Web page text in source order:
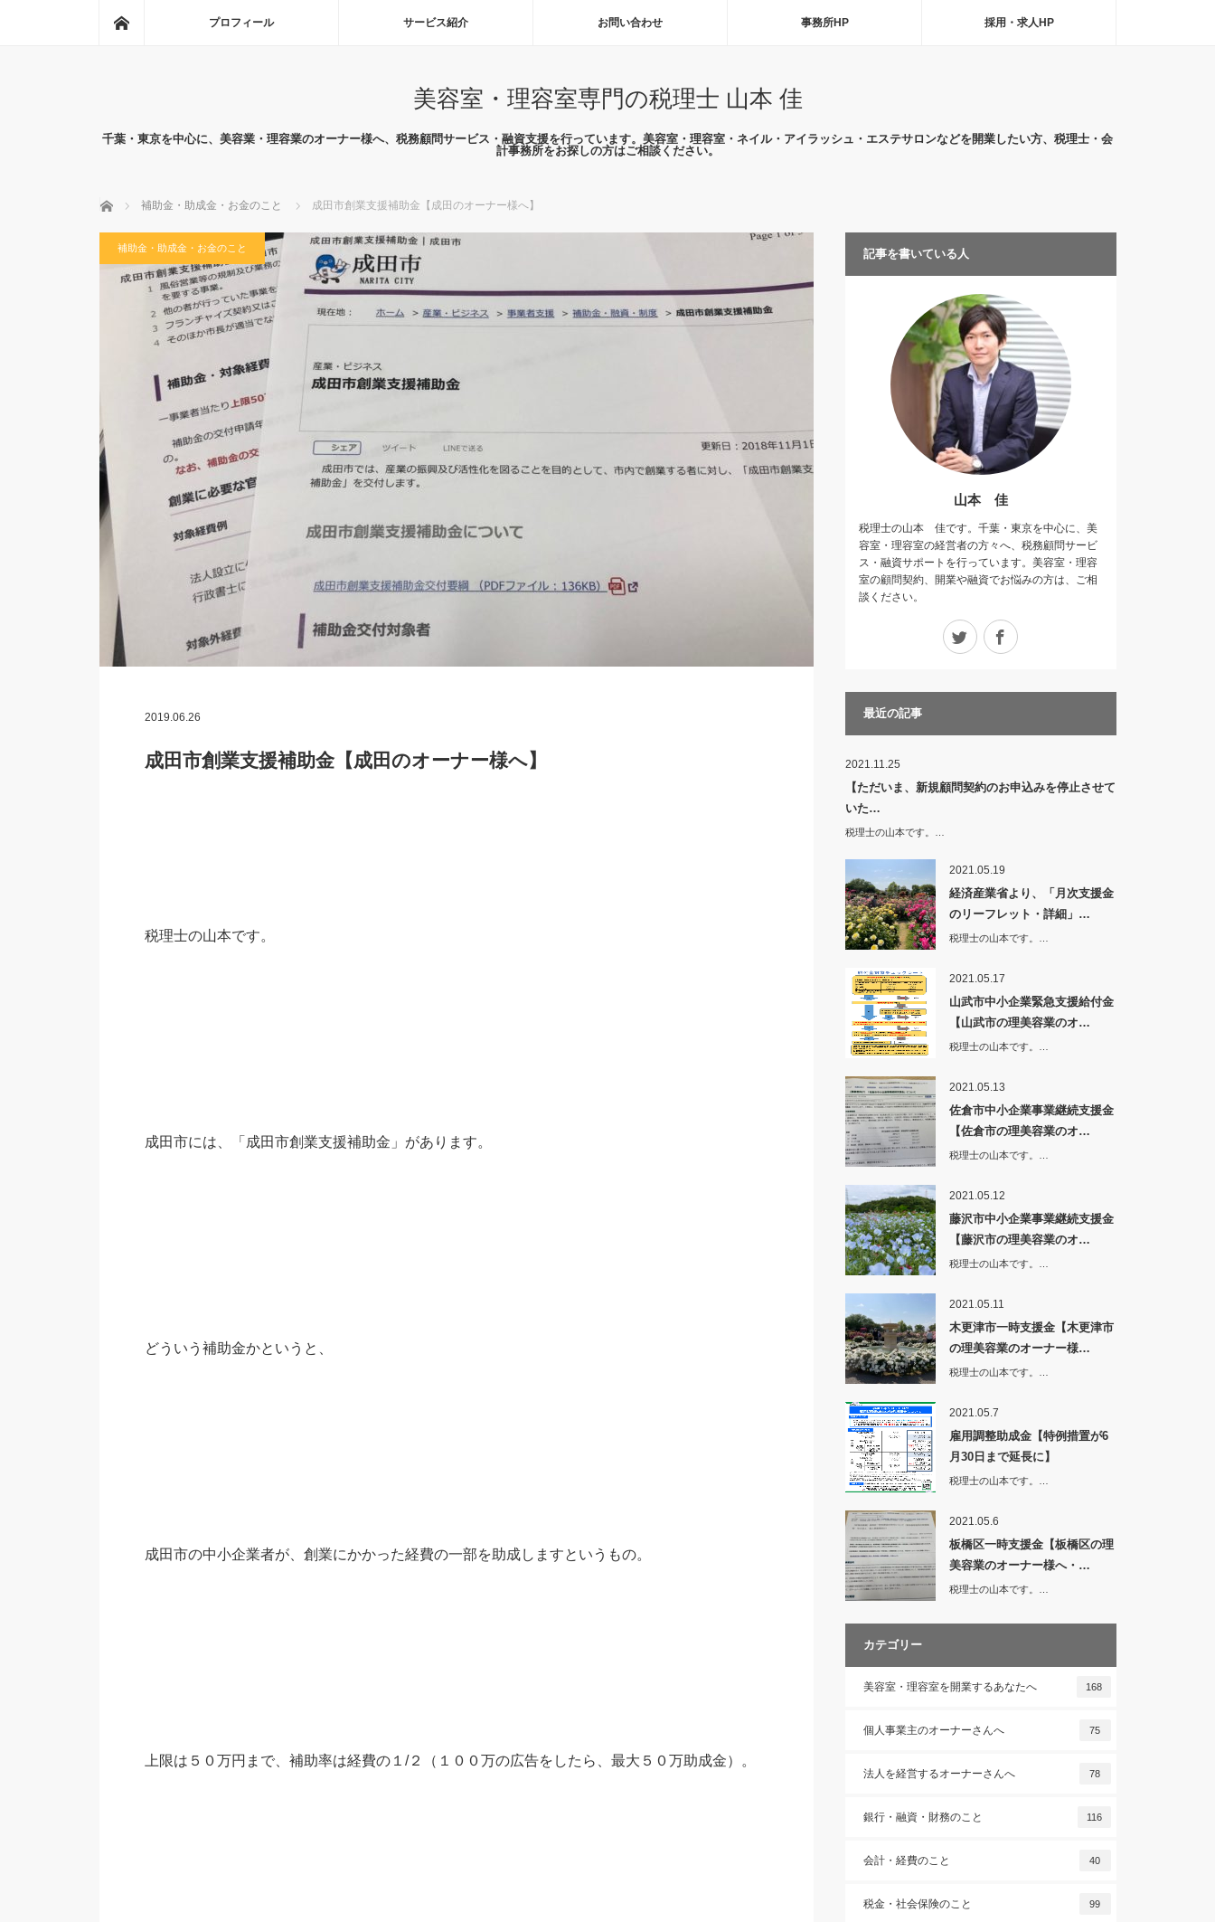
プロフィール サービス紹介 お問い合わせ 事務所HP 採用・求人HP
美容室・理容室専門の税理士 山本 佳
千葉・東京を中心に、美容業・理容業のオーナー様へ、税務顧問サービス・融資支援を行っています。美容室・理容室・ネイル・アイラッシュ・エステサロンなどを開業したい方、税理士・会
計事務所をお探しの方はご相談ください。
ホーム 補助金・助成金・お金のこと 成田市創業支援補助金【成田のオーナー様へ】
補助金・助成金・お金のこと
2019.06.26
成田市創業支援補助金【成田のオーナー様へ】
税理士の山本です。
成田市には、 「成田市創業支援補助金」があります。
どういう補助金かというと、
成田市の中小企業者が、創業にかかった経費の一部を助成しますというもの。
上限は５０万円まで、補助率は経費の１/２（１００万の広告をしたら、最大５０万助成金）。
記事を書いている人
山本 佳
税理士の山本 佳です。千葉・東京を中心に、美
容室・理容室の経営者の方々へ、税務顧問サービ
ス・融資サポートを行っています。美容室・理容
室の顧問契約、開業や融資でお悩みの方は、ご相
談ください。
Twitter
最近の記事
2021.11.25
【ただいま、新規顧問契約のお申込みを停止させて
いた…
税理士の山本です。…
2021.05.19
経済産業省より、「月次支援金
のリーフレット・詳細」…
税理士の山本です。…
2021.05.17
山武市中小企業緊急支援給付金
【山武市の理美容業のオ…
税理士の山本です。…
2021.05.13
佐倉市中小企業事業継続支援金
【佐倉市の理美容業のオ…
税理士の山本です。…
2021.05.12
藤沢市中小企業事業継続支援金
【藤沢市の理美容業のオ…
税理士の山本です。…
2021.05.11
木更津市一時支援金【木更津市
の理美容業のオーナー様…
税理士の山本です。…
2021.05.7
雇用調整助成金【特例措置が6
月30日まで延長に】
税理士の山本です。…
2021.05.6
板橋区一時支援金【板橋区の理
美容業のオーナー様へ・…
税理士の山本です。…
カテゴリー
美容室・理容室を開業するあなたへ 168
個人事業主のオーナーさんへ 75
法人を経営するオーナーさんへ 78
銀行・融資・財務のこと 116
会計・経費のこと 40
税金・社会保険のこと 99